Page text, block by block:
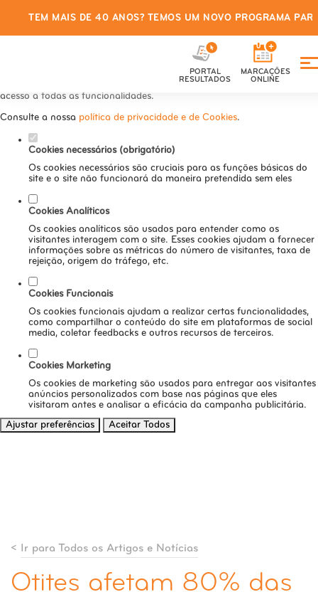
Defina as suas preferências de
cookies para este website.
Este website utiliza cookies estritamente necessários, analíticos e
acesso a todas as funcionalidades.
Consulte a nossa política de privacidade e de Cookies.
Cookies necessários (obrigatório)
Os cookies necessários são cruciais para as funções básicas do
site e o site não funcionará da maneira pretendida sem eles
Cookies Analíticos
Os cookies analíticos são usados para entender como os
visitantes interagem com o site. Esses cookies ajudam a fornecer
informações sobre as métricas do número de visitantes, taxa de
rejeição, origem do tráfego, etc.
Cookies Funcionais
Os cookies funcionais ajudam a realizar certas funcionalidades,
como compartilhar o conteúdo do site em plataformas de social
media, coletar feedbacks e outros recursos de terceiros.
Cookies Marketing
Os cookies de marketing são usados para entregar aos visitantes
anúncios personalizados com base nas páginas que eles
visitaram antes e analisar a eficácia da campanha publicitária.
Ajustar preferências
Aceitar Todos
TEM MAIS DE 40 ANOS? TEMOS UM NOVO PROGRAMA
PORTAL
RESULTADOS
MARCAÇÕES
ONLINE
< Ir para Todos os Artigos e Notícias
Otites afetam 80% das